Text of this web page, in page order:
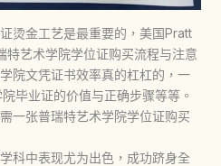
烫金工艺是最重要的，美国Pratt
艺术学院学位证购买流程与注意
院文凭证书效率真的杠杠的，一
毕业证的价值与正确步骤等等。
一张普瑞特艺术学院学位证购买
科中表现尤为出色，成功跻身全